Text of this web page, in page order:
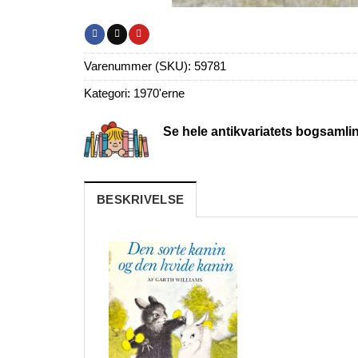
Varenummer (SKU): 59781
Kategori: 1970'erne
Se hele antikvariatets
BESKRIVELSE